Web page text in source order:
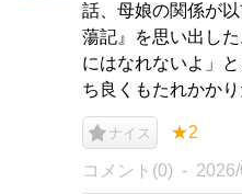
話、母娘の関係が
蕩記』を思い出し
にはなれないよ」
ち良くもたれかかり
ナイス ★2
コメント(0)